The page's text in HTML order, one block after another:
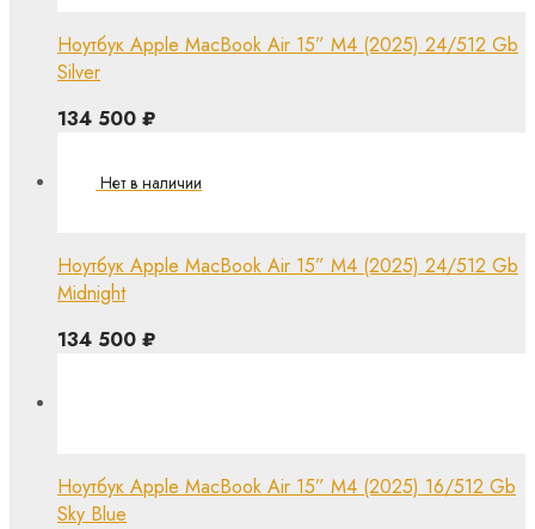
Ноутбук Apple MacBook Air 15” M4 (2025) 24/512 Gb
Silver
134 500 ₽
Ноутбук Apple MacBook Air 15” M4 (2025) 24/512 Gb
Midnight
134 500 ₽
Ноутбук Apple MacBook Air 15” M4 (2025) 16/512 Gb
Sky Blue